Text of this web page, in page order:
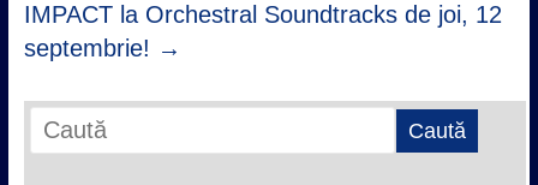
IMPACT la Orchestral Soundtracks de joi, 12
septembrie! →